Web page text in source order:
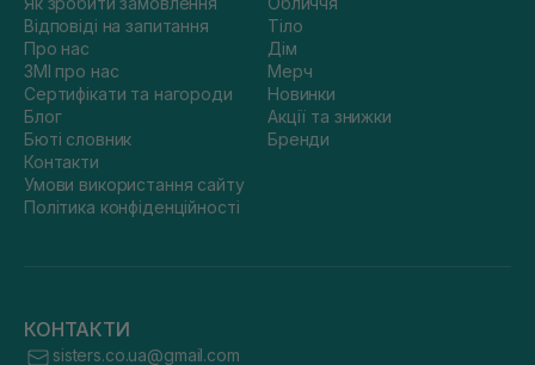
Відповіді на запитання
Про нас
ЗМІ про нас
Сертифікати та нагороди
Блог
Бюті словник
Контакти
Умови використання сайту
Політика конфіденційності
Тіло
Дім
Мерч
Новинки
Акції та знижки
Бренди
КОНТАКТИ
sisters.co.ua@gmail.com